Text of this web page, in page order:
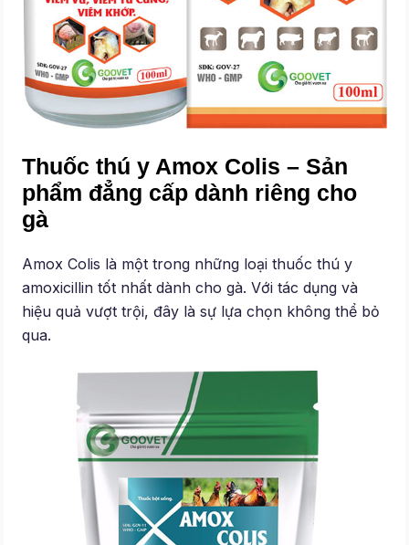
Thuốc thú y Amox Colis – Sản
phẩm đẳng cấp dành riêng cho
gà
Amox Colis là một trong những loại thuốc thú y
amoxicillin tốt nhất dành cho gà. Với tác dụng và
hiệu quả vượt trội, đây là sự lựa chọn không thể bỏ
qua.